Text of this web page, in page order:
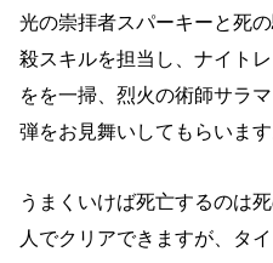
光の崇拝者スパーキーと死
殺スキルを担当し、ナイト
をを一掃、烈火の術師サラ
弾をお見舞いしてもらいます
うまくいけば死亡するのは
人でクリアできますが、タ